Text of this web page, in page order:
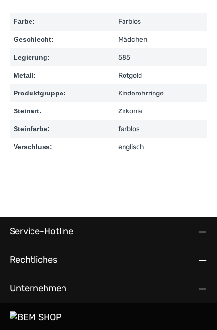
Farbe: Farblos
Geschlecht: Mädchen
Legierung: 585
Metall: Rotgold
Produktgruppe: Kinderohrringe
Steinart: Zirkonia
Steinfarbe: farblos
Verschluss: englisch
Service-Hotline
Rechtliches
Unternehmen